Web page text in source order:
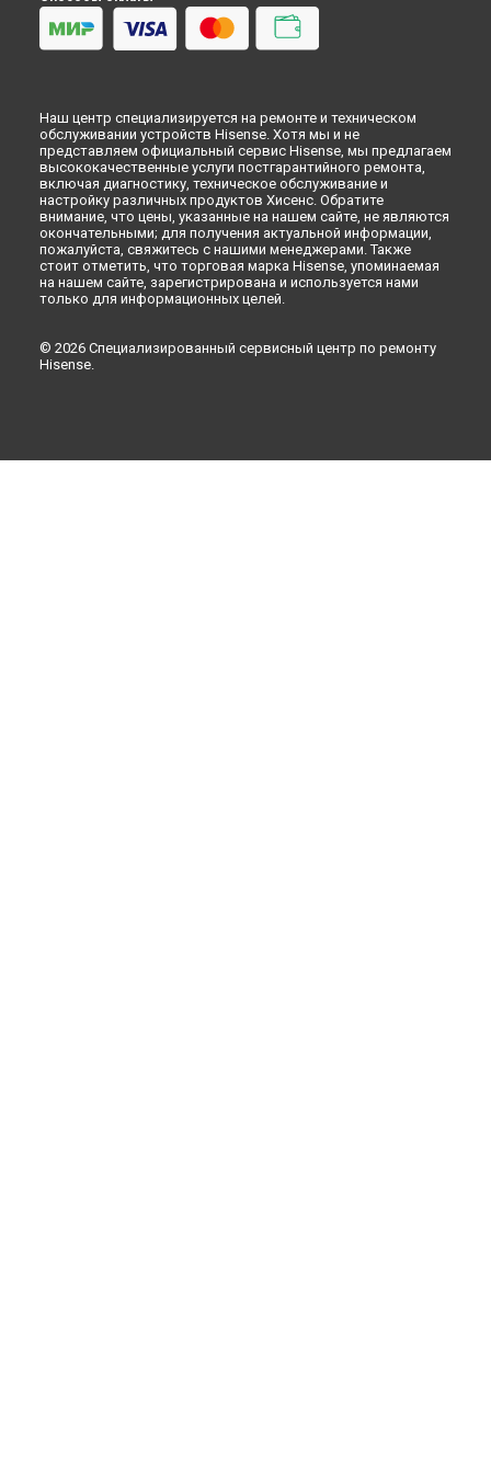
Наш центр специализируется на ремонте и техническом
обслуживании устройств Hisense. Хотя мы и не
представляем официальный сервис Hisense, мы предлагаем
высококачественные услуги постгарантийного ремонта,
включая диагностику, техническое обслуживание и
настройку различных продуктов Хисенс. Обратите
внимание, что цены, указанные на нашем сайте, не являются
окончательными; для получения актуальной информации,
пожалуйста, свяжитесь с нашими менеджерами. Также
стоит отметить, что торговая марка Hisense, упоминаемая
на нашем сайте, зарегистрирована и используется нами
только для информационных целей.
© 2026 Специализированный сервисный центр по ремонту
Hisense.